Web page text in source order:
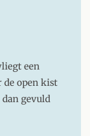
een
de open kist
gevuld